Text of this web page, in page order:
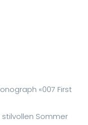
«007 First
stilvollen Sommer